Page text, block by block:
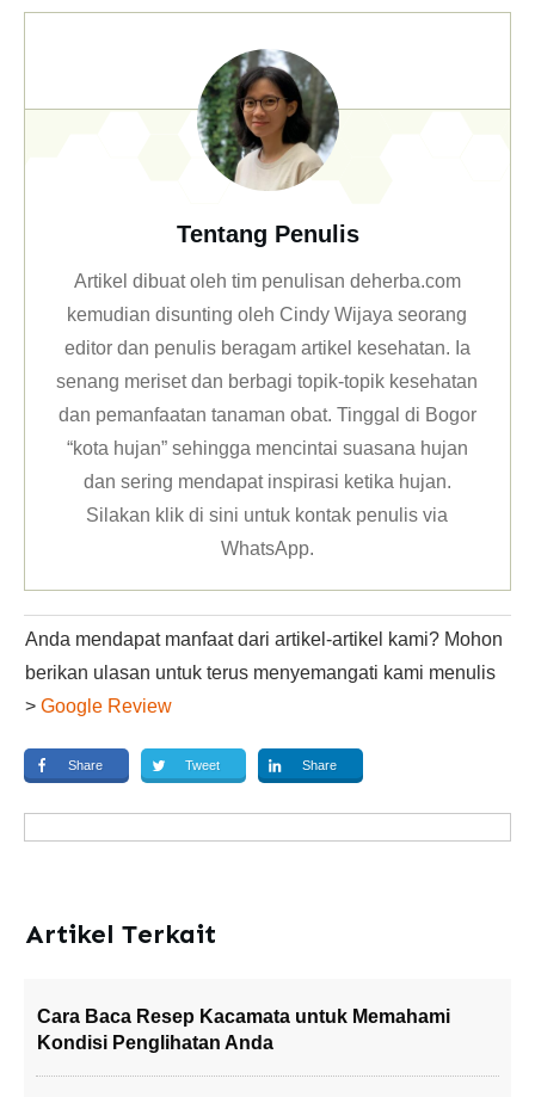
Tentang Penulis
Artikel dibuat oleh tim penulisan deherba.com
kemudian disunting oleh Cindy Wijaya seorang
editor dan penulis beragam artikel kesehatan. Ia
senang meriset dan berbagi topik-topik kesehatan
dan pemanfaatan tanaman obat. Tinggal di Bogor
“kota hujan” sehingga mencintai suasana hujan
dan sering mendapat inspirasi ketika hujan.
Silakan klikdi sini untuk kontak penulis via
WhatsApp.
Anda mendapat manfaat dari artikel-artikel kami? Mohon
berikan ulasan untuk terus menyemangati kami menulis
> Google Review
Share Tweet Share
Artikel Terkait
Cara Baca Resep Kacamata untuk Memahami
Kondisi Penglihatan Anda